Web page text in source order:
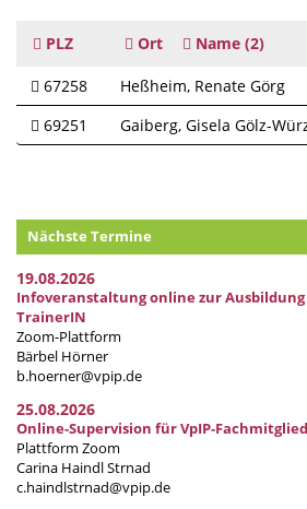
PLZ Ort Name (2)
67258 Heßheim Renate Görg
69251
Gaiberg Gisela Gölz-
Nächste Termine
19.08.2026
Infoveranstaltung online zur Ausbildung
TrainerIN
Zoom-Plattform
Bärbel Hörner
b.hoerner@vpip.de
25.08.2026
Online-Supervision für VpIP-
Plattform Zoom
Carina Haindl Strnad
c.haindlstrnad@vpip.de